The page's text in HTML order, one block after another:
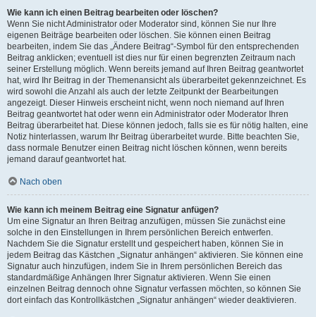
Wie kann ich einen Beitrag bearbeiten oder löschen?
Wenn Sie nicht Administrator oder Moderator sind, können Sie nur Ihre
eigenen Beiträge bearbeiten oder löschen. Sie können einen Beitrag
bearbeiten, indem Sie das „Ändere Beitrag“-Symbol für den entsprechenden
Beitrag anklicken; eventuell ist dies nur für einen begrenzten Zeitraum nach
seiner Erstellung möglich. Wenn bereits jemand auf Ihren Beitrag geantwortet
hat, wird Ihr Beitrag in der Themenansicht als überarbeitet gekennzeichnet. Es
wird sowohl die Anzahl als auch der letzte Zeitpunkt der Bearbeitungen
angezeigt. Dieser Hinweis erscheint nicht, wenn noch niemand auf Ihren
Beitrag geantwortet hat oder wenn ein Administrator oder Moderator Ihren
Beitrag überarbeitet hat. Diese können jedoch, falls sie es für nötig halten, eine
Notiz hinterlassen, warum Ihr Beitrag überarbeitet wurde. Bitte beachten Sie,
dass normale Benutzer einen Beitrag nicht löschen können, wenn bereits
jemand darauf geantwortet hat.
Nach oben
Wie kann ich meinem Beitrag eine Signatur anfügen?
Um eine Signatur an Ihren Beitrag anzufügen, müssen Sie zunächst eine
solche in den Einstellungen in Ihrem persönlichen Bereich entwerfen.
Nachdem Sie die Signatur erstellt und gespeichert haben, können Sie in
jedem Beitrag das Kästchen „Signatur anhängen“ aktivieren. Sie können eine
Signatur auch hinzufügen, indem Sie in Ihrem persönlichen Bereich das
standardmäßige Anhängen Ihrer Signatur aktivieren. Wenn Sie einen
einzelnen Beitrag dennoch ohne Signatur verfassen möchten, so können Sie
dort einfach das Kontrollkästchen „Signatur anhängen“ wieder deaktivieren.